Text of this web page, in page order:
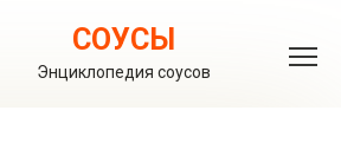
СОУСЫ
Энциклопедия соусов